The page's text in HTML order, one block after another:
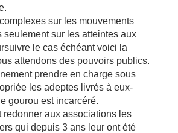
sur les mouvements
seulement sur les atteintes aux
le cas échéant voici la
attendons des pouvoirs publics.
prendre en charge sous
les adeptes livrés à eux-
gourou est incarcéré.
redonner aux associations les
qui depuis 3 ans leur ont été